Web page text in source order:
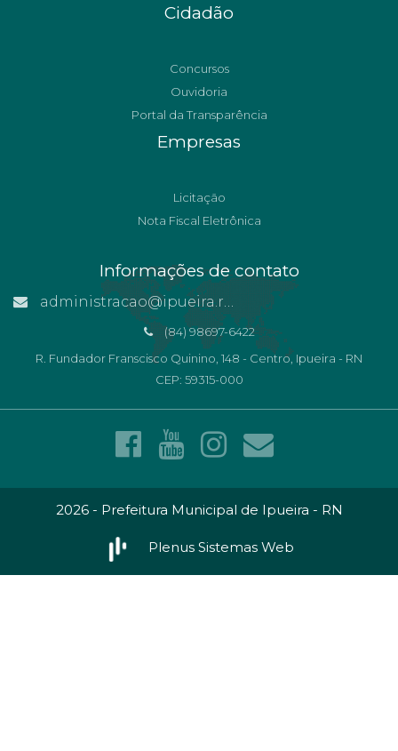
Cidadão
Concursos
Ouvidoria
Portal da Transparência
Empresas
Licitação
Nota Fiscal Eletrônica
Informações de contato
administracao@ipueira.rn.gov.br
(84) 98697-6422
R. Fundador Franscisco Quinino, 148 - Centro, Ipueira - RN
CEP: 59315-000
2026 - Prefeitura Municipal de Ipueira - RN
Plenus Sistemas Web